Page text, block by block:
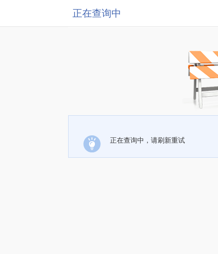
正在查询中
正在查询中，请刷新重试